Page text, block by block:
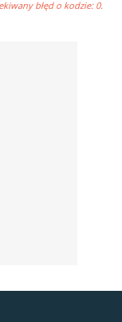
błęd o kodzie: 0.